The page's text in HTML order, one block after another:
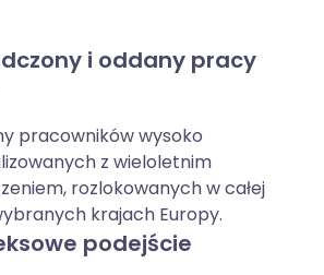
i oddany pracy
pracowników wysoko
z wieloletnim
rozlokowanych w całej
krajach Europy.
podejście